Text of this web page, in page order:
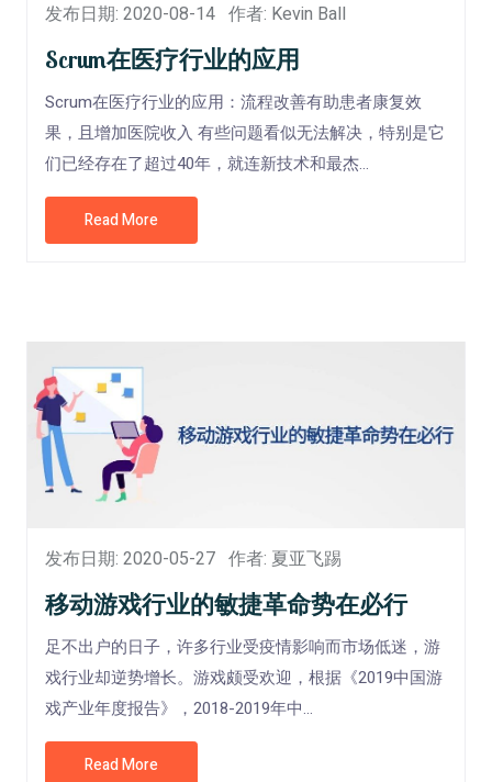
发布日期: 2020-08-14 作者: Kevin Ball
Scrum在医疗行业的应用
Scrum在医疗行业的应用：流程改善有助患者康复效
果，且增加医院收入 有些问题看似无法解决，特别是它
们已经存在了超过40年，就连新技术和最杰...
Read More
发布日期: 2020-05-27 作者: 夏亚飞踢
移动游戏行业的敏捷革命势在必行
足不出户的日子，许多行业受疫情影响而市场低迷，游
戏行业却逆势增长。游戏颇受欢迎，根据《2019中国游
戏产业年度报告》，2018-2019年中...
Read More